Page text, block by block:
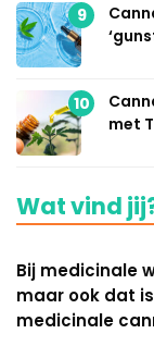
9
10
met
Wat vind
Bij medicinale
maar ook dat
medicinale